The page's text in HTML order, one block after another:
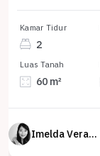
Kamar Tidur
2
Luas Tanah
60 m²
Imelda Veranika